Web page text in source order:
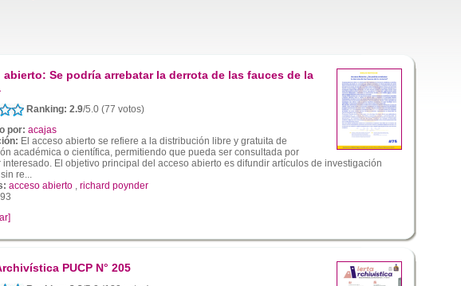
abierto: Se podría arrebatar la derrota de las fauces de la
Ranking: 2.9/5.0 (77 votos)
por: acajas
El acceso abierto se refiere a la distribución libre y gratuita de
académica o científica, permitiendo que pueda ser consultada por
interesado. El objetivo principal del acceso abierto es difundir artículos de investigación
re...
acceso abierto , richard poynder
PUCP N° 205